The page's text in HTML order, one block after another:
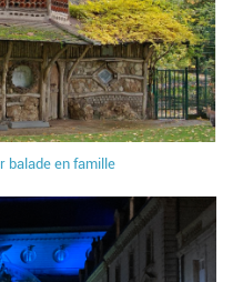
balade en famille